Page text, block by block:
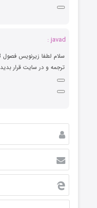
javad :
ترجمه و در سایت قرار بدید